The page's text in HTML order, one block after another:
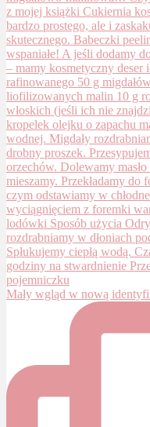
Mały wgląd w nową